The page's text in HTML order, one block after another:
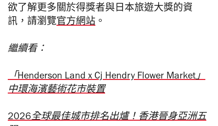
欲了解更多關於得獎者與日本旅遊大獎的資
訊，請瀏覽官方網站 。
繼續看：
「Henderson Land x Cj Hendry Flower Market」
中環海濱藝術花市裝置
2026全球最佳城市排名出爐！香港晉身亞洲五